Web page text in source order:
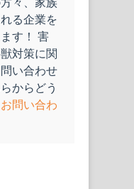
る企業を
す！ 害
対策に関
い合わせ
からどう
お問い合わ